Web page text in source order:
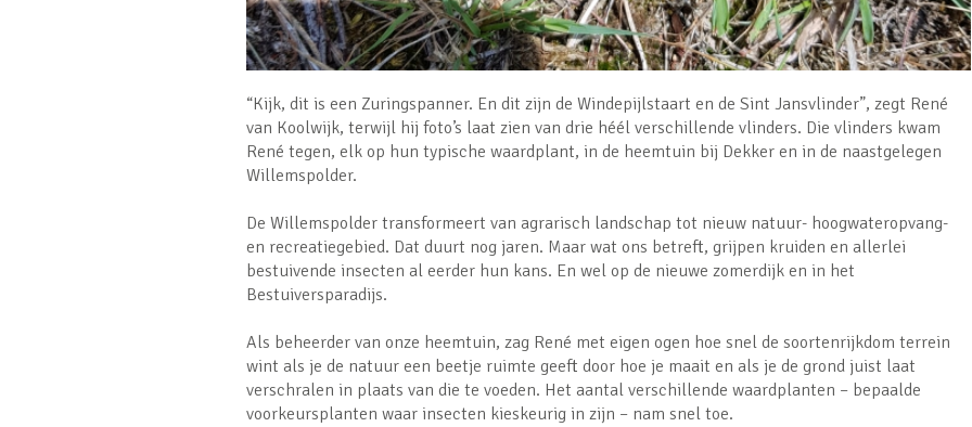
“Kijk, dit is een Zuringspanner. En dit zijn de Windepijlstaart en de Sint Jansvlinder”, zegt René
van Koolwijk, terwijl hij foto’s laat zien van drie héél verschillende vlinders. Die vlinders kwam
René tegen, elk op hun typische waardplant, in de heemtuin bij Dekker en in de naastgelegen
Willemspolder.
De Willemspolder transformeert van agrarisch landschap tot nieuw natuur- hoogwateropvang-
en recreatiegebied. Dat duurt nog jaren. Maar wat ons betreft, grijpen kruiden en allerlei
bestuivende insecten al eerder hun kans. En wel op de nieuwe zomerdijk en in het
Bestuiversparadijs.
Als beheerder van onze heemtuin, zag René met eigen ogen hoe snel de soortenrijkdom terrein
wint als je de natuur een beetje ruimte geeft door hoe je maait en als je de grond juist laat
verschralen in plaats van die te voeden. Het aantal verschillende waardplanten – bepaalde
voorkeursplanten waar insecten kieskeurig in zijn – nam snel toe.